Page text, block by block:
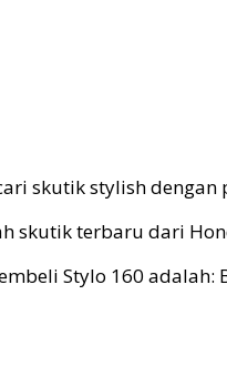
skutik stylish
skutik terbaru dari
Stylo 160 adalah: